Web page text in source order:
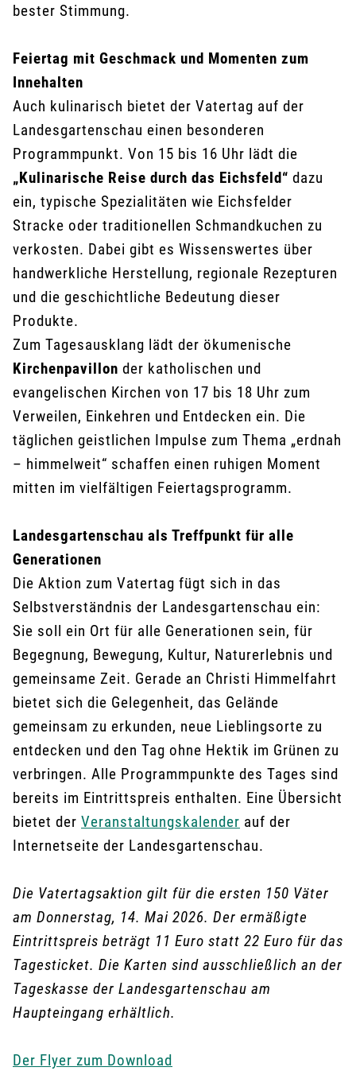
bester Stimmung.
Feiertag mit Geschmack und Momenten zum
Innehalten
Auch kulinarisch bietet der Vatertag auf der
Landesgartenschau einen besonderen
Programmpunkt. Von 15 bis 16 Uhr lädt die
„Kulinarische Reise durch das Eichsfeld“ dazu
ein, typische Spezialitäten wie Eichsfelder
Stracke oder traditionellen Schmandkuchen zu
verkosten. Dabei gibt es Wissenswertes über
handwerkliche Herstellung, regionale Rezepturen
und die geschichtliche Bedeutung dieser
Produkte.
Zum Tagesausklang lädt der ökumenische
Kirchenpavillon der katholischen und
evangelischen Kirchen von 17 bis 18 Uhr zum
Verweilen, Einkehren und Entdecken ein. Die
täglichen geistlichen Impulse zum Thema „erdnah
– himmelweit“ schaffen einen ruhigen Moment
mitten im vielfältigen Feiertagsprogramm.
Landesgartenschau als Treffpunkt für alle
Generationen
Die Aktion zum Vatertag fügt sich in das
Selbstverständnis der Landesgartenschau ein:
Sie soll ein Ort für alle Generationen sein, für
Begegnung, Bewegung, Kultur, Naturerlebnis und
gemeinsame Zeit. Gerade an Christi Himmelfahrt
bietet sich die Gelegenheit, das Gelände
gemeinsam zu erkunden, neue Lieblingsorte zu
entdecken und den Tag ohne Hektik im Grünen zu
verbringen. Alle Programmpunkte des Tages sind
bereits im Eintrittspreis enthalten. Eine Übersicht
bietet der Veranstaltungskalender auf der
Internetseite der Landesgartenschau.
Die Vatertagsaktion gilt für die ersten 150 Väter
am Donnerstag, 14. Mai 2026. Der ermäßigte
Eintrittspreis beträgt 11 Euro statt 22 Euro für das
Tagesticket. Die Karten sind ausschließlich an der
Tageskasse der Landesgartenschau am
Haupteingang erhältlich.
Der Flyer zum Download